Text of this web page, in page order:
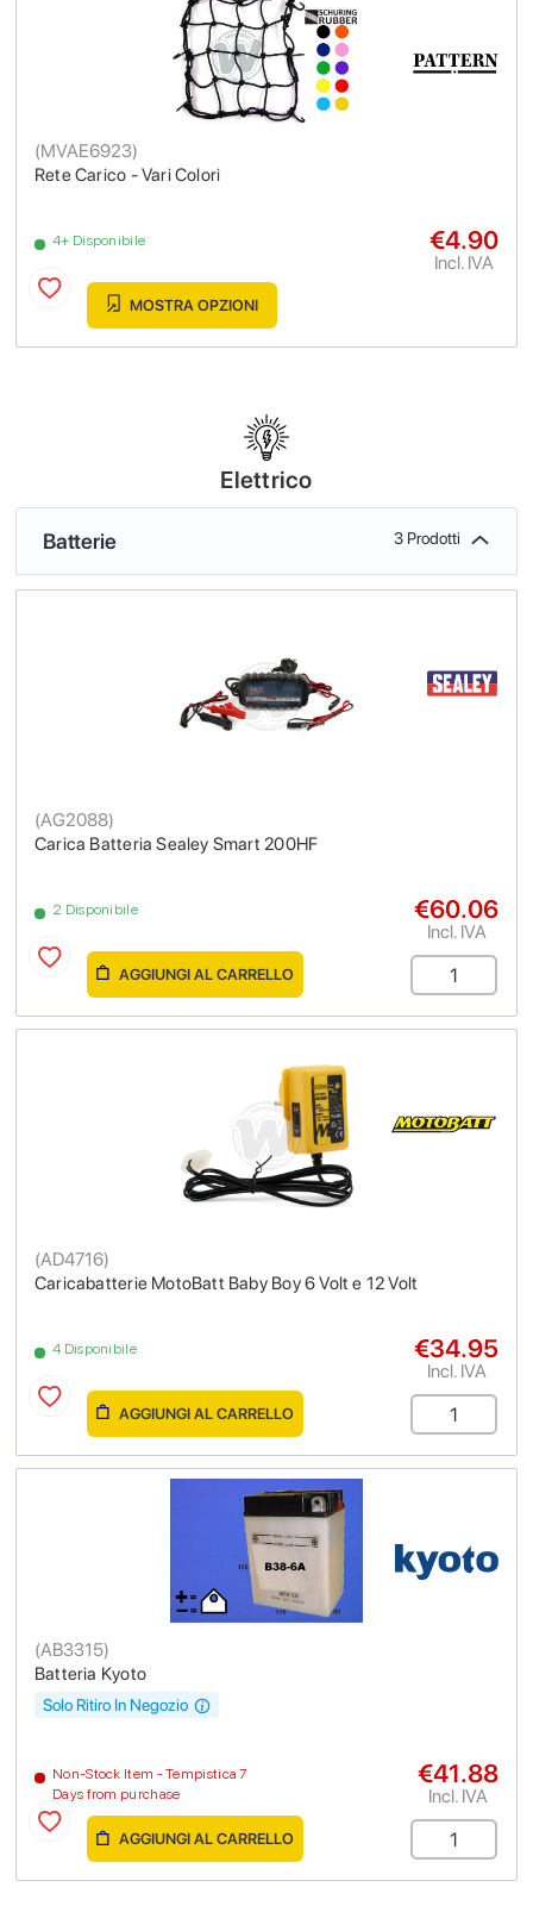
Rete Carico - Vari Colori
(MVAE6923)
4+ Disponibile €4.90
Incl. IVA
MOSTRA OPZIONI
Elettrico
Batterie 3 Prodotti
Carica Batteria Sealey Smart 200HF
(AG2088)
2 Disponibile €60.06
Incl. IVA
AGGIUNGI AL CARRELLO
Caricabatterie MotoBatt Baby Boy 6 Volt e 12 Volt
(AD4716)
4 Disponibile €34.95
Incl. IVA
AGGIUNGI AL CARRELLO
Batteria Kyoto
(AB3315)
Non-Stock Item - Tempistica 7
Days from purchase
Solo Ritiro In Negozio
€41.88
Incl. IVA
AGGIUNGI AL CARRELLO